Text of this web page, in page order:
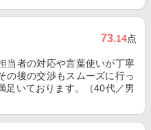
73.14点
当者の対応や言葉使いが丁寧
の後の交渉もスムーズに行っ
足いております。（40代／男